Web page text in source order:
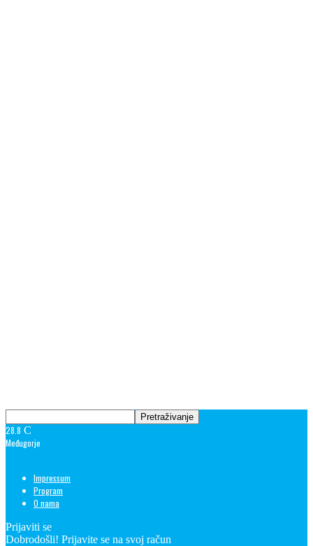
28.8 C
Međugorje
Impressum
Program
O nama
Prijaviti se
Dobrodošli! Prijavite se na svoj račun